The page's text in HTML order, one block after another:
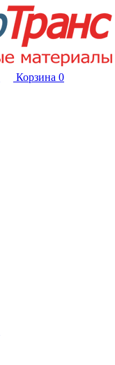
Корзина 0